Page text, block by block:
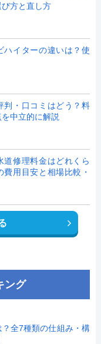
方と直し方
ハイターの違いは？使
判・口コミはどう？料
中立的に解説
道修理料金はどれくら
費用目安と相場比較・
ング
全7種類の仕組み・構